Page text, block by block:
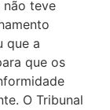
teve
que a
que os
O Tribunal